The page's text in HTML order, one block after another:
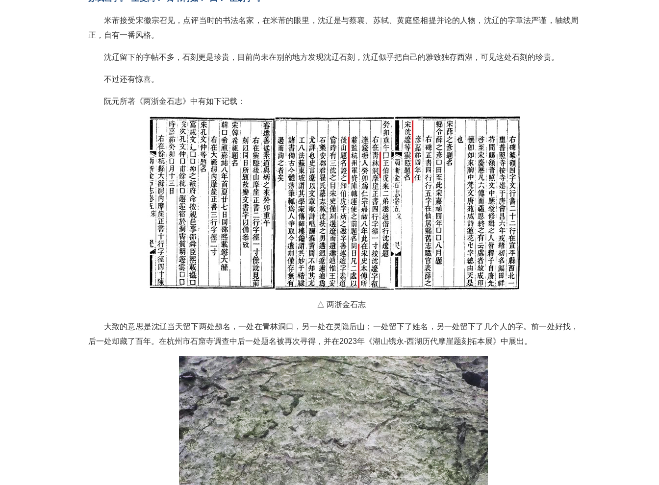
米芾接受宋徽宗召见，点评当时的书法名家，在米芾的眼里，沈辽是与蔡襄、苏轼、黄庭坚相提并论的人物，沈辽的字章法严谨，轴线周
正，自有一番风格。
沈辽留下的字帖不多，石刻更是珍贵，目前尚未在别的地方发现沈辽石刻，沈辽似乎把自己的雅致独存西湖，可见这处石刻的珍贵。
不过还有惊喜。
阮元所著《两浙金石志》中有如下记载：
△ 两浙金石志
大致的意思是沈辽当天留下两处题名，一处在青林洞口，另一处在灵隐后山；一处留下了姓名，另一处留下了几个人的字。前一处好找，
后一处却藏了百年。在杭州市石窟寺调查中后一处题名被再次寻得，并在2023年《湖山镌永-西湖历代摩崖题刻拓本展》中展出。